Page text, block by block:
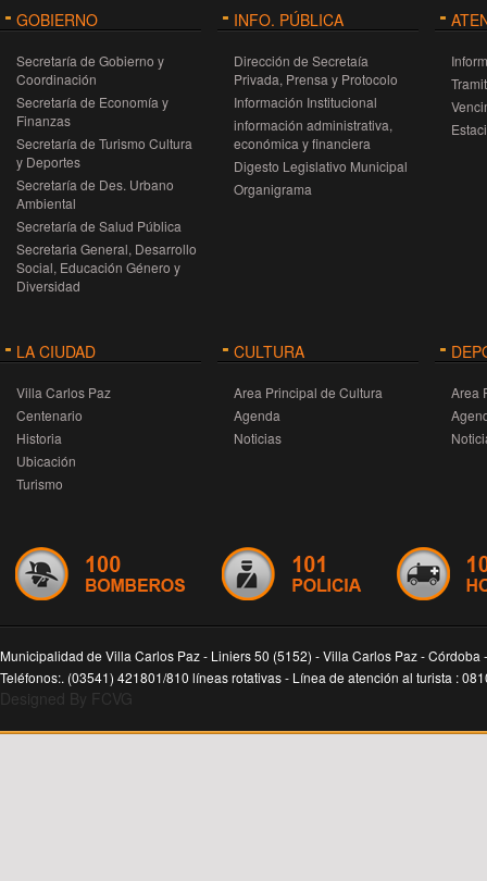
GOBIERNO
Secretaría de Gobierno y
Coordinación
Secretaría de Economía y
Finanzas
Secretaría de Turismo Cultura
y Deportes
Secretaría de Des. Urbano
Ambiental
Secretaría de Salud Pública
Secretaria General, Desarrollo
Social, Educación Género y
Diversidad
INFO. PÚBLICA
Dirección de Secretaía
Privada, Prensa y Protocolo
Información Institucional
información administrativa,
económica y financiera
Digesto Legislativo Municipal
Organigrama
LA CIUDAD
Villa Carlos Paz
Centenario
Historia
Ubicación
Turismo
CULTURA
Area Principal de Cultura
Agenda
Noticias
Area
Municipalidad de Villa Carlos Paz - Liniers 50 (5152) - Villa Carlos Paz - Córdoba
Teléfonos:. (03541) 421801/810 líneas rotativas - Línea de atención al turista :
Designed By FCVG